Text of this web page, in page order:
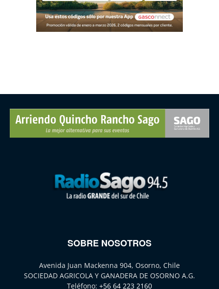
SOBRE NOSOTROS
Avenida Juan Mackenna 904, Osorno, Chile
SOCIEDAD AGRICOLA Y GANADERA DE OSORNO A.G.
Teléfono: +56 64 223 2160